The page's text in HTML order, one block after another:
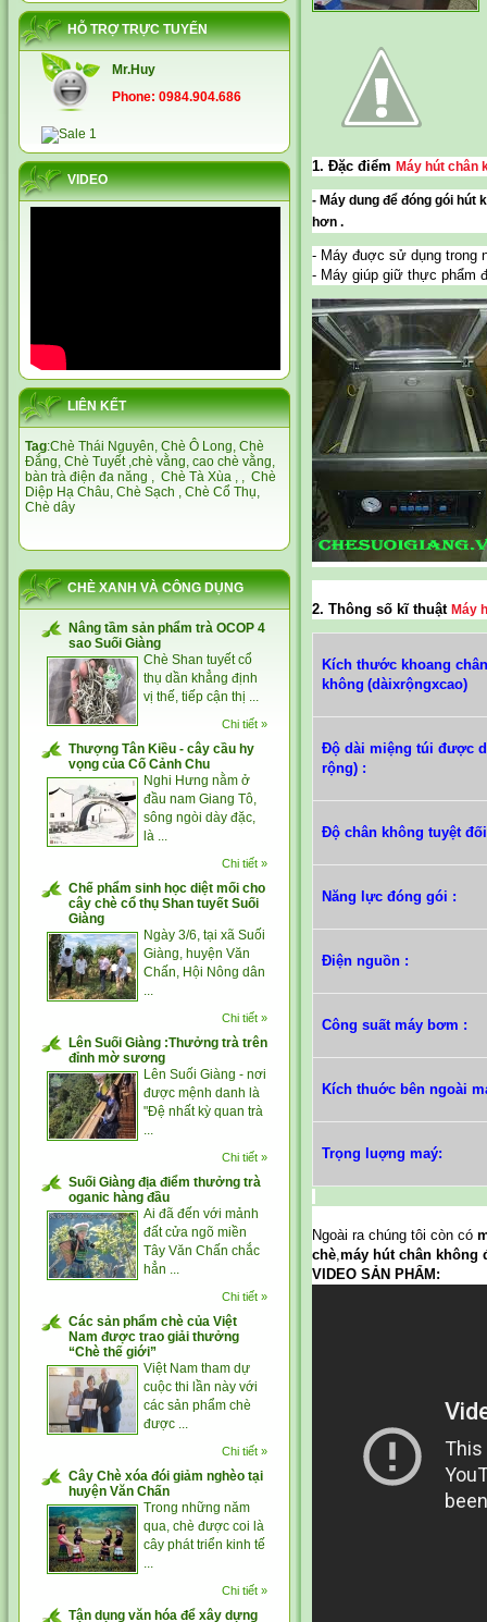
HỖ TRỢ TRỰC TUYẾN
Mr.Huy
Phone: 0984.904.686
VIDEO
LIÊN KẾT
Tag:Chè Thái Nguyên, Chè Ô Long, Chè
Đắng, Chè Tuyết,chè vằng, cao chè vằng,
bàn trà điện đa năng , Chè Tà Xùa , , Chè
Diệp Hạ Châu, Chè Sạch , Chè Cổ Thụ,
Chè dây
CHÈ XANH VÀ CÔNG DỤNG
Nâng tầm sản phẩm trà OCOP 4
sao Suối Giàng
Chè Shan tuyết cổ
thụ dần khẳng định
vị thế, tiếp cận thị ...
Chi tiết »
Thượng Tân Kiều - cây cầu hy
vọng của Cố Cảnh Chu
Nghi Hưng nằm ở
đầu nam Giang Tô,
sông ngòi dày đặc,
là ...
Chi tiết »
Chế phẩm sinh học diệt mối cho
cây chè cổ thụ Shan tuyết Suối
Giàng
Ngày 3/6, tại xã Suối
Giàng, huyện Văn
Chấn, Hội Nông dân
...
Chi tiết »
Lên Suối Giàng :Thưởng trà trên
đỉnh mờ sương
Lên Suối Giàng - nơi
được mệnh danh là
"Đệ nhất kỳ quan trà
...
Chi tiết »
Suối Giàng địa điểm thưởng trà
oganic hàng đầu
Ai đã đến với mảnh
đất cửa ngõ miền
Tây Văn Chấn chắc
hẳn ...
Chi tiết »
Các sản phẩm chè của Việt
Nam được trao giải thưởng
“Chè thế giới”
Việt Nam tham dự
cuộc thi lần này với
các sản phẩm chè
được ...
Chi tiết »
Cây Chè xóa đói giảm nghèo tại
huyện Văn Chấn
Trong những năm
qua, chè được coi là
cây phát triển kinh tế
...
Chi tiết »
Tận dụng văn hóa để xây dựng
1. Đặc điểm Máy hút chân
- Máy dung để đóng gói
hơn .
- Máy đuợc sử dụng trong
- Máy giúp giữ thực phẩm
2. Thông số kĩ thuật Máy
Kích thước khoang chân
không (dàixrộngxcao)
Độ dài miệng túi được
rộng) :
Độ chân không tuyệt
Năng lực đóng gói :
Điện nguồn :
Công suất máy bơm :
Kích thuớc bên ngoài
Trọng luợng maý:
Ngoài ra chúng tôi còn có
chè,máy hút chân không
VIDEO SẢN PHẨM: